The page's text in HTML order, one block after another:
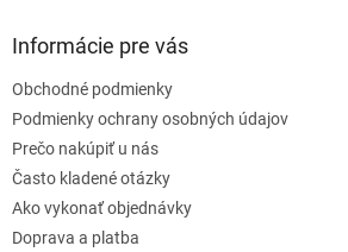
Informácie pre vás
Obchodné podmienky
Podmienky ochrany osobných údajov
Prečo nakúpiť u nás
Často kladené otázky
Ako vykonať objednávky
Doprava a platba